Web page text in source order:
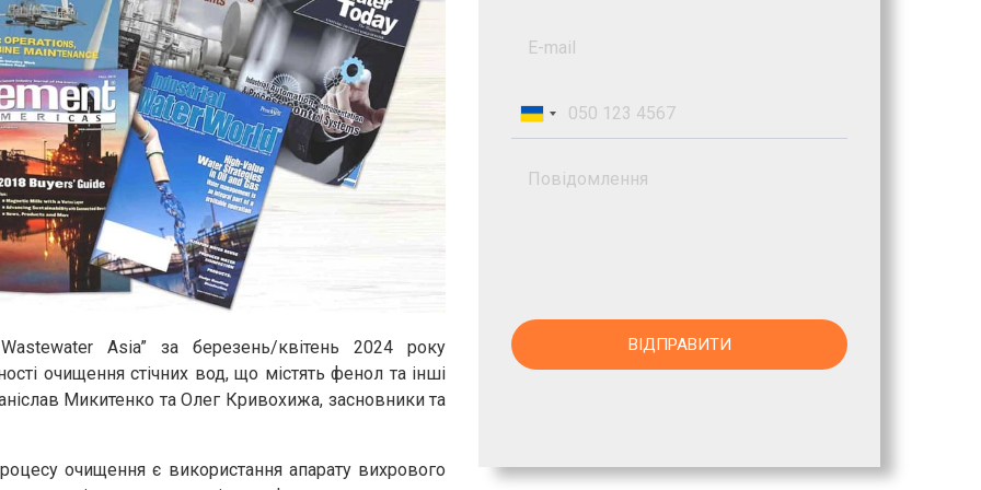
Asia” за березень/квітень 2024 року
очищення стічних вод, що містять фенол та інші
Микитенко та Олег Кривохижа, засновники та
очищення є використання апарату вихрового